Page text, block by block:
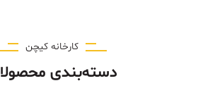
کارخانه کیچن
دسته‌بندی